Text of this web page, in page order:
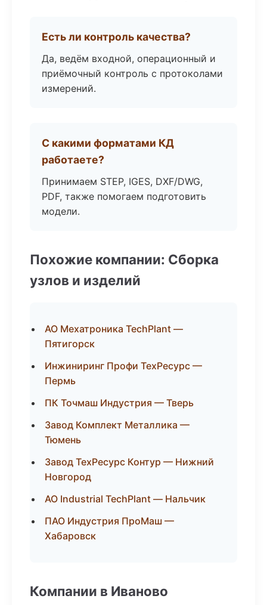
Есть ли контроль качества?
Да, ведём входной, операционный и
приёмочный контроль с протоколами
измерений.
С какими форматами КД
работаете?
Принимаем STEP, IGES, DXF/DWG,
PDF, также помогаем подготовить
модели.
Похожие компании: Сборка
узлов и изделий
АО Мехатроника TechPlant —
Пятигорск
Инжиниринг Профи ТехРесурс —
Пермь
ПК Точмаш Индустрия — Тверь
Завод Комплект Металлика —
Тюмень
Завод ТехРесурс Контур — Нижний
Новгород
АО Industrial TechPlant — Нальчик
ПАО Индустрия ПроМаш —
Хабаровск
Компании в Иваново